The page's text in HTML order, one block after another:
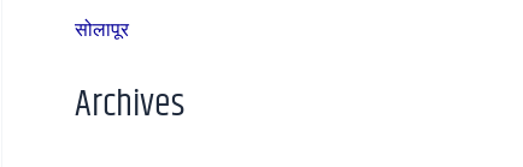
सोलापूर
Archives